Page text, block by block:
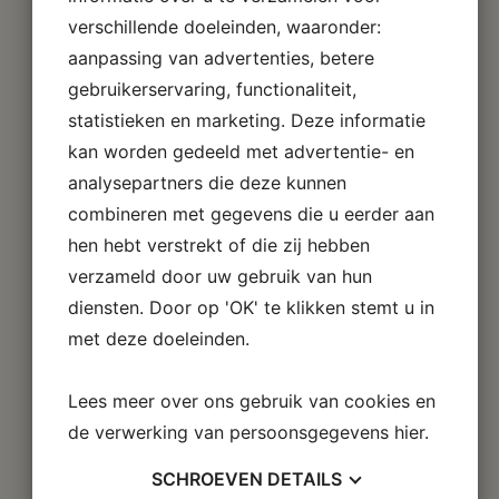
verschillende doeleinden, waaronder:
aanpassing van advertenties, betere
gebruikerservaring, functionaliteit,
statistieken en marketing. Deze informatie
kan worden gedeeld met advertentie- en
analysepartners die deze kunnen
combineren met gegevens die u eerder aan
hen hebt verstrekt of die zij hebben
verzameld door uw gebruik van hun
diensten. Door op 'OK' te klikken stemt u in
met deze doeleinden.
Lees meer over ons gebruik van cookies en
de verwerking van persoonsgegevens hier.
SCHROEVEN DETAILS